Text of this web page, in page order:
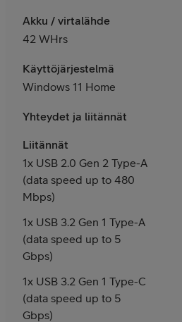
Akku / virtalähde
42 WHrs
Käyttöjärjestelmä
Windows 11 Home
Yhteydet ja liitännät
Liitännät
1x USB 2.0 Gen 2 Type-A
(data speed up to 480
Mbps)
1x USB 3.2 Gen 1 Type-A
(data speed up to 5
Gbps)
1x USB 3.2 Gen 1 Type-C
(data speed up to 5
Gbps)